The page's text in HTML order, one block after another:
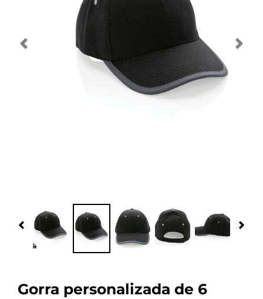
Navidad 🎄 Invierno
Previous
Gorra personalizada de 6